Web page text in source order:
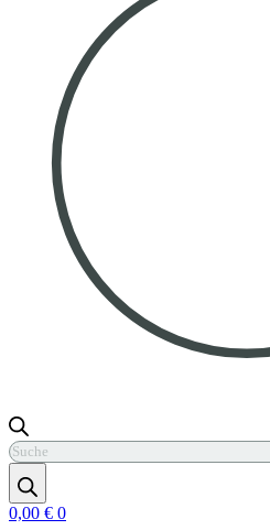
Products
search
0,00 € 0